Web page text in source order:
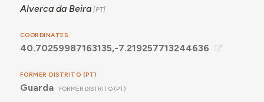
Alverca da Beira
COORDINATES
40.70259987163135,-7.219257713244636
FORMER DISTRITO (PT)
Guarda FORMER DISTRITO (PT)